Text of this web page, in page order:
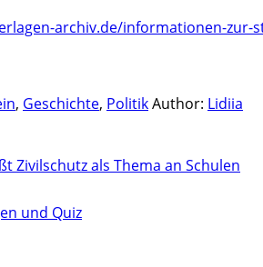
archiv.de/informationen-zur-
, Geschichte, PolitikAuthor: Lidiia
Zivilschutz als Thema an Schulen
und Quiz